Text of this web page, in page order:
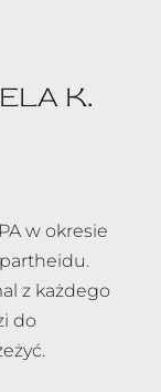
K.
w okresie
z każdego
do